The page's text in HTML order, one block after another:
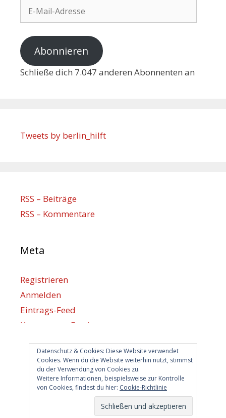
Abonnieren
Schließe dich 7.047 anderen Abonnenten an
Datenschutz & Cookies: Diese Website verwendet
Cookies. Wenn du die Website weiterhin nutzt, stimmst
du der Verwendung von Cookies zu.
Weitere Informationen, beispielsweise zur Kontrolle
von Cookies, findest du hier: Cookie-Richtlinie
Tweets by berlin_hilft
RSS – Beiträge
RSS – Kommentare
Meta
Registrieren
Anmelden
Eintrags-Feed
Kommentar-Feed
WordPress.org
Berlin hilft
info@berlin-hilft.com